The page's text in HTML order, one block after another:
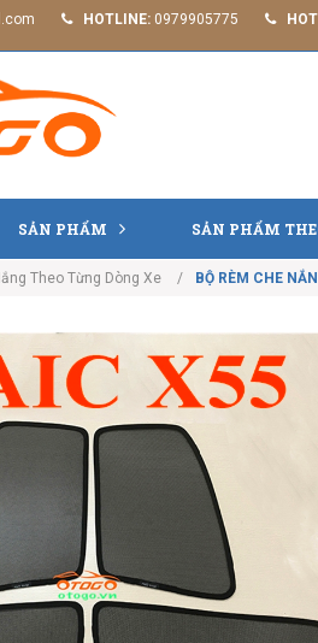
HOTLINE: 0979905775
SẢN PHẨM SẢN PHẨM
Theo Từng Dòng Xe BỘ RÈM CHE